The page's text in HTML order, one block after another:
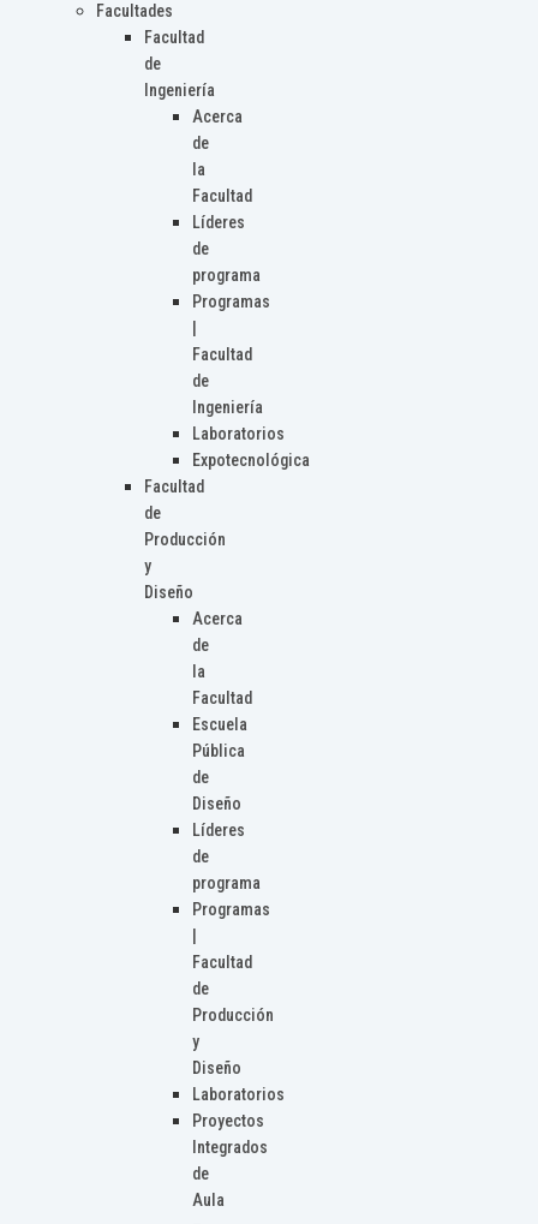
Facultades
Facultad
de
Ingeniería
Acerca
de
la
Facultad
Líderes
de
programa
Programas
Facultad
de
Ingeniería
Laboratorios
Expotecnológica
Facultad
de
Producción
y
Diseño
Acerca
de
la
Facultad
Escuela
Pública
de
Diseño
Líderes
de
programa
Programas
Facultad
de
Producción
y
Diseño
Laboratorios
Proyectos
Integrados
de
Aula